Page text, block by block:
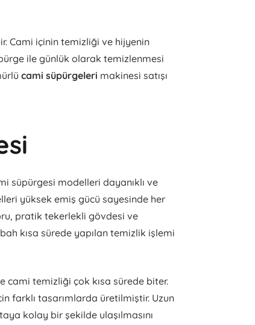
Cami içinin temizliği ve hijyenin
ile günlük olarak temizlenmesi
cami süpürgeleri makinesi satışı
süpürgesi modelleri dayanıklı ve
yüksek emiş gücü sayesinde her
pratik tekerlekli gövdesi ve
kısa sürede yapılan temizlik işlemi
cami temizliği çok kısa sürede biter.
farklı tasarımlarda üretilmiştir. Uzun
kolay bir şekilde ulaşılmasını